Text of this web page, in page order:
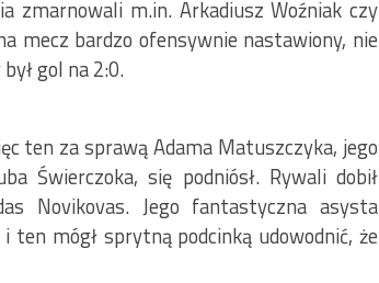
zmarnowali m.in. Arkadiusz Woźniak czy
mecz bardzo ofensywnie nastawiony, nie
gol na 2:0.
ten za sprawą Adama Matuszczyka, jego
Świerczoka, się podniósł. Rywali dobił
Novikovas. Jego fantastyczna asysta
mógł sprytną podcinką udowodnić, że